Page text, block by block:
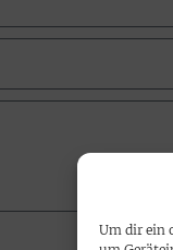
Um dir ein